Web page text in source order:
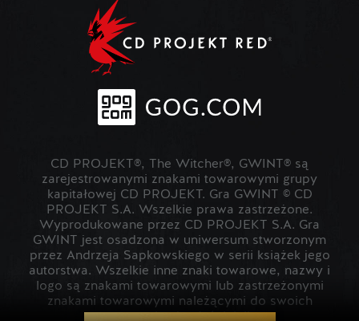
CD PROJEKT®, The Witcher®, GWINT® są
zarejestrowanymi znakami towarowymi grupy
kapitałowej CD PROJEKT. Gra GWINT © CD
PROJEKT S.A. Wszelkie prawa zastrzeżone.
Wyprodukowane przez CD PROJEKT S.A. Gra
GWINT jest osadzona w uniwersum stworzonym
przez Andrzeja Sapkowskiego w serii książek jego
autorstwa. Wszelkie inne znaki towarowe, nazwy i
logo są znakami towarowymi lub zastrzeżonymi
znakami towarowymi należącymi do swoich
prawowitych właścicieli.